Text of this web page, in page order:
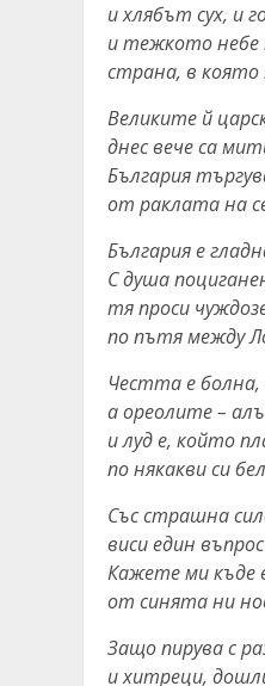
и хлябът сух, и
и тежкото небе
страна, в която
Великите й
днес вече са
България
от раклата на
България е
С душа
тя проси
по пътя между
Честта е
а ореолите –
и луд е, който
по някакви си
Със страшна
виси един
Кажете ми къде
от синята ни
Защо пирува с
и хитреци,